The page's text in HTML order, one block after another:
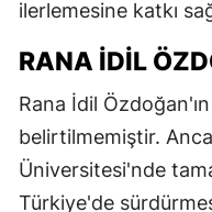
ilerlemesine katkı
RANA İDIL
Rana İdil
belirtilmemiştir.
Üniversitesi'nde
Türkiye'de